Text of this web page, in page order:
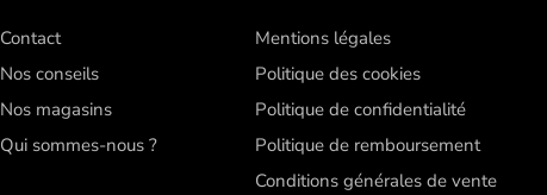
Contact
Nos conseils
Nos magasins
Qui sommes-nous ?
Mentions légales
Politique des cookies
Politique de confidentialité
Politique de remboursement
Conditions générales de vente